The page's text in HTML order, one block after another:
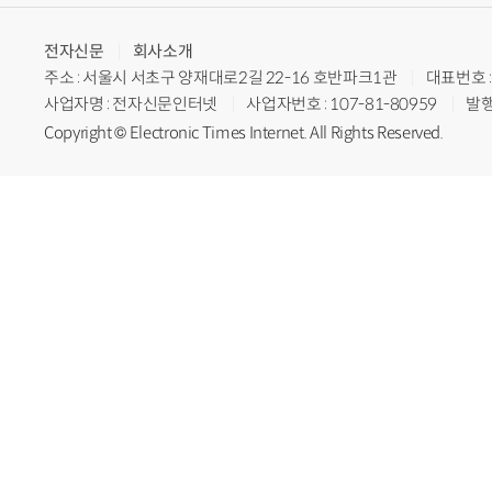
전자신문
회사소개
주소 : 서울시 서초구 양재대로2길 22-16 호반파크1관
대표번
사업자명 : 전자신문인터넷
사업자번호 : 107-81-80959
발
Copyright © Electronic Times Internet. All Rights Reserved.